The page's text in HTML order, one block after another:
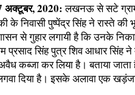
2020:लखनऊ से सटे ग्राम
के निवासी पुष्पेंद्र सिंह ने रास्ते
से गुहार लगायी है कि उनके
प्रसाद सिंह पुत्र शिव आधार सिंह
कब्जा कर लिया है। बताया
दिया है। इसके अलावा एक